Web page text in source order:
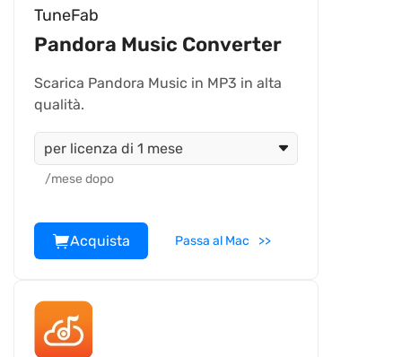
TuneFab
Pandora Music Converter
Scarica Pandora Music in MP3 in alta
qualità.
per licenza di 1 mese
/mese dopo
Acquista Passa al Mac